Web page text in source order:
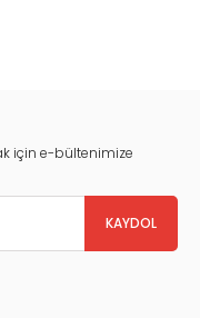
için e-bültenimize
KAYDOL